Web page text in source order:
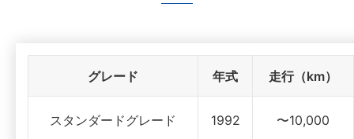
グレード 年式 走行（km）
スタンダードグレード 1992 〜10,000